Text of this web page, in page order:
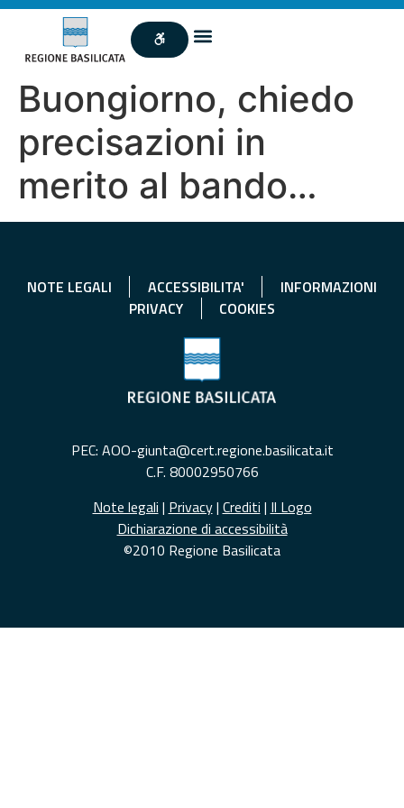
Buongiorno, chiedo
precisazioni in
merito al bando…
NOTE LEGALI ACCESSIBILITA'
INFORMAZIONI
PRIVACY
COOKIES
PEC: AOO-giunta@cert.regione.basilicata.it
C.F. 80002950766
Note legali | Privacy| Crediti | Il Logo
Dichiarazione di accessibilità
©2010 Regione Basilicata